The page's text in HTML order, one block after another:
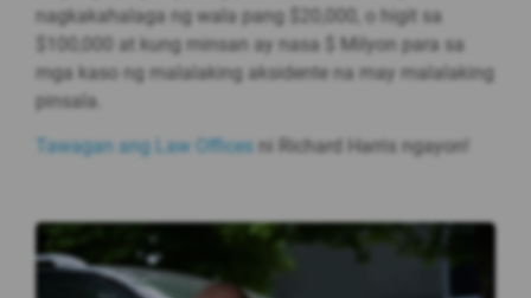
nagkakahalaga ng wala pang $20,000, o higit sa
$100,000 at kung minsan ay nasa $ Milyon para sa
mga kaso ng malalaking aksidente na may malalaking
pinsala.
Tawagan ang Law Offices ni Richard Harris ngayon!